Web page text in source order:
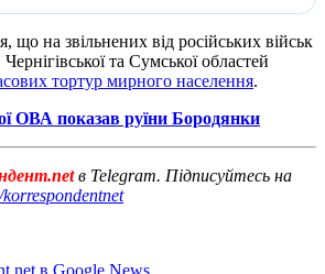
що на звільнених від російських військ
та Сумської областей
тортур мирного населення.
ОВА показав руїни Бородянки
в Telegram. Підписуйтесь на
в Google News